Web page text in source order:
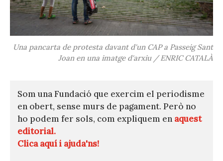
Una pancarta de protesta davant d'un CAP a Passeig Sant
Joan en una imatge d'arxiu / ENRIC CATALÀ
Som una Fundació que exercim el periodisme
en obert, sense murs de pagament. Però no
ho podem fer sols, com expliquem en aquest
editorial.
Clica aquí i ajuda'ns!